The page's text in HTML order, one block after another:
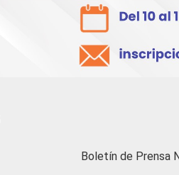
Boletín de Prensa